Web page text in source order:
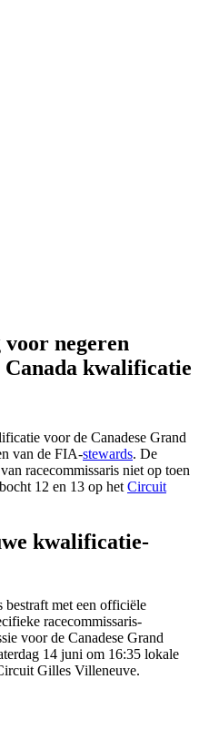
negeren
kwalificatie
voor de Canadese Grand
van de FIA-stewards. De
racecommissaris niet op toen
12 en 13 op het Circuit
kwalificatie-
bestraft met een officiële
racecommissaris-
voor de Canadese Grand
14 juni om 16:35 lokale
Gilles Villeneuve.